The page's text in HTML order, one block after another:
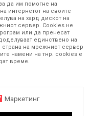
се изложени на нашата
точни и прецизни,
без ниту една грешка или
достапни на залиха.
на производот. Доколку
297 676, 070 275 363
сабота (10-15ч)
да им помогне на
интернетот на своите
на хард дискот на
сервер. Cookies не
или да пренесат
единствено на
на мрежниот сервер
намени на тнр. сookies е
време.
Маркетинг